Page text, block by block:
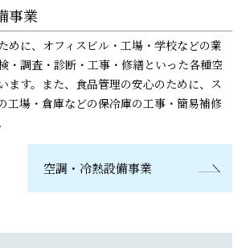
事業
めに、オフィスビル・工場・学校などの業
・調査・診断・工事・修繕といった各種空
ます。また、食品管理の安心のために、ス
工場・倉庫などの保冷庫の工事・簡易補修
空調・冷熱設備事業